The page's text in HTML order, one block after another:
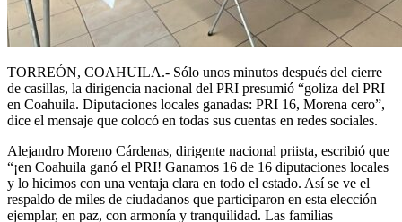
TORREÓN, COAHUILA.- Sólo unos minutos después del cierre
de casillas, la dirigencia nacional del PRI presumió “goliza del PRI
en Coahuila. Diputaciones locales ganadas: PRI 16, Morena cero”,
dice el mensaje que colocó en todas sus cuentas en redes sociales.
Alejandro Moreno Cárdenas, dirigente nacional priista, escribió que
“¡en Coahuila ganó el PRI! Ganamos 16 de 16 diputaciones locales
y lo hicimos con una ventaja clara en todo el estado. Así se ve el
respaldo de miles de ciudadanos que participaron en esta elección
ejemplar, en paz, con armonía y tranquilidad. Las familias